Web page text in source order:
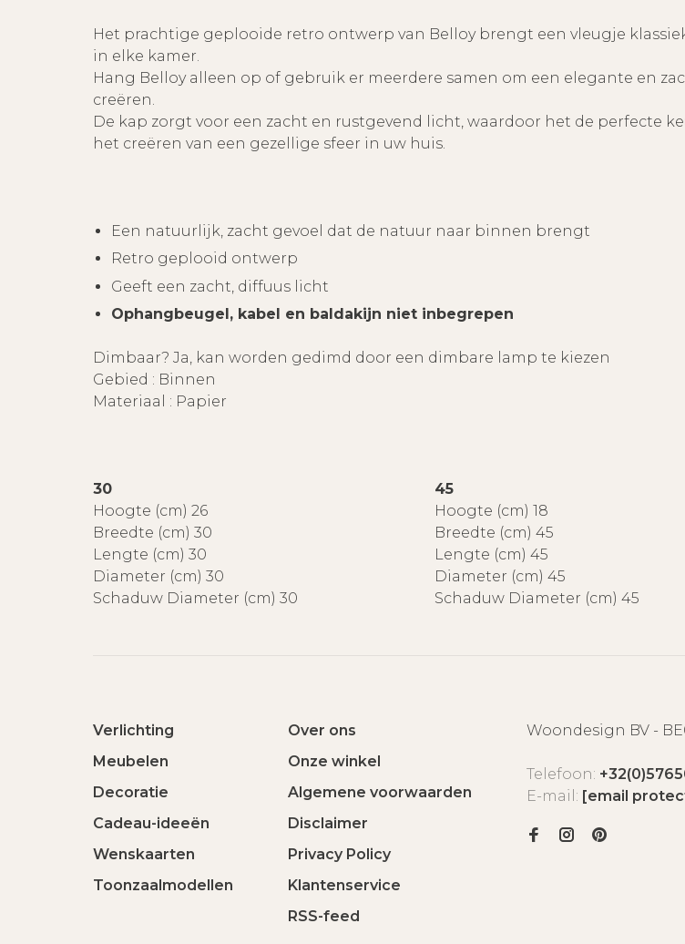
Het prachtige geplooide retro ontwerp van Belloy brengt een vleugje
in elke kamer.
Hang Belloy alleen op of gebruik er meerdere samen om een elegante en
creëren.
De kap zorgt voor een zacht en rustgevend licht, waardoor het de perfecte
het creëren van een gezellige sfeer in uw huis.
Een natuurlijk, zacht gevoel dat de natuur naar binnen brengt
Retro geplooid ontwerp
Geeft een zacht, diffuus licht
Ophangbeugel, kabel en baldakijn niet inbegrepen
Dimbaar? Ja, kan worden gedimd door een dimbare lamp te kiezen
Gebied : Binnen
Materiaal : Papier
30
45
Hoogte (cm) 26
Breedte (cm) 30
Lengte (cm) 30
Diameter (cm) 30
Schaduw Diameter (cm) 30
Hoogte (cm) 18
Breedte (cm) 45
Lengte (cm) 45
Diameter (cm) 45
Schaduw Diameter (cm) 45
Verlichting
Meubelen
Decoratie
Cadeau-ideeën
Wenskaarten
Toonzaalmodellen
Over ons
Onze winkel
Algemene voorwaarden
Disclaimer
Privacy Policy
Klantenservice
RSS-feed
Woondesign BV -
Telefoon:
E-mail: [email